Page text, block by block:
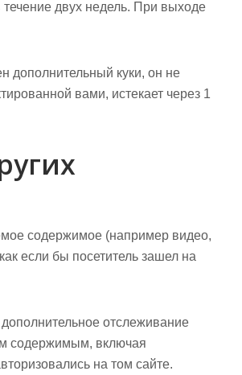
двух недель. При выходе
дополнительный куки, он не
вами, истекает через 1
содержимое (например видео,
если бы посетитель зашел на
отслеживание
содержимым, включая
на том сайте.